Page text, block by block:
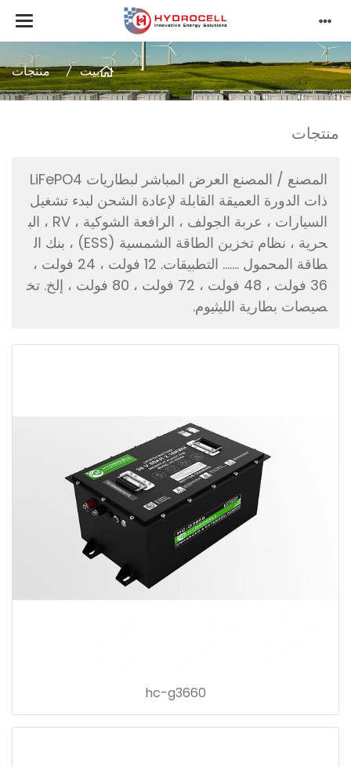
بيت منتجات
منتجات
المصنع / المصنع العرض المباشر لبطاريات LiFePO4
ذات الدورة العميقة القابلة لإعادة الشحن لبدء تشغيل
السيارات ، عربة الجولف ، الرافعة الشوكية ، RV ، الب
حرية ، نظام تخزين الطاقة الشمسية (ESS) ، بنك ال
طاقة المحمول ....... التطبيقات. 12 فولت ، 24 فولت ،
36 فولت ، 48 فولت ، 72 فولت ، 80 فولت ، إلخ. تخ
صيصات بطارية الليثيوم.
hc-g3660